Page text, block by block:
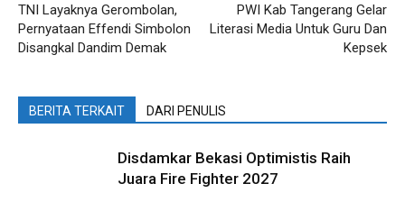
TNI Layaknya Gerombolan,
Pernyataan Effendi Simbolon
Disangkal Dandim Demak
PWI Kab Tangerang Gelar
Literasi Media Untuk Guru Dan
Kepsek
BERITA TERKAIT DARI PENULIS
Disdamkar Bekasi Optimistis Raih
Juara Fire Fighter 2027